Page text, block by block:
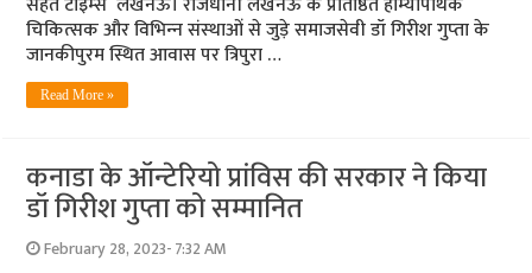
चिकित्‍सक और विभिन्‍न संस्‍थाओं से जुड़े समाजसेवी डॉ गिरीश गुप्‍ता के
जानकीपुरम स्थित आवास पर त्रिपुरा …
Read More »
कनाडा के ऑन्‍टेरियो प्रांविस की सरकार ने किया
डॉ गिरीश गुप्ता को सम्मानित
February 28, 2023- 7:32 AM